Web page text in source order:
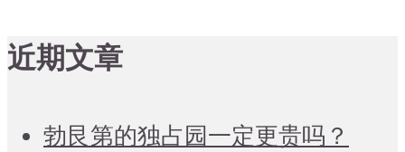
近期文章
勃艮第的独占园一定更贵吗？